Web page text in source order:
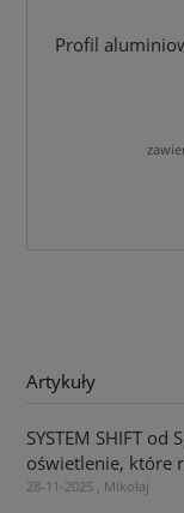
Profil
Artykuły
SYSTEM SHIFT
oświetlenie, które
28-11-2025 , Mikołaj